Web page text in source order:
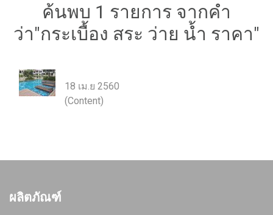
ค้นพบ 1 รายการ จากคำ
ว่า"กระเบื้อง สระ ว่าย น้ำ ราคา"
18 เม.ย 2560
(Content)
ผลิตภัณฑ์